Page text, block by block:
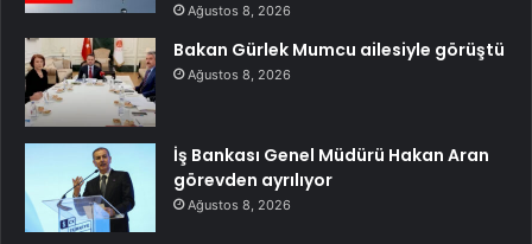
Ağustos 8, 2026
Bakan Gürlek Mumcu ailesiyle görüştü
Ağustos 8, 2026
İş Bankası Genel Müdürü Hakan Aran
görevden ayrılıyor
Ağustos 8, 2026